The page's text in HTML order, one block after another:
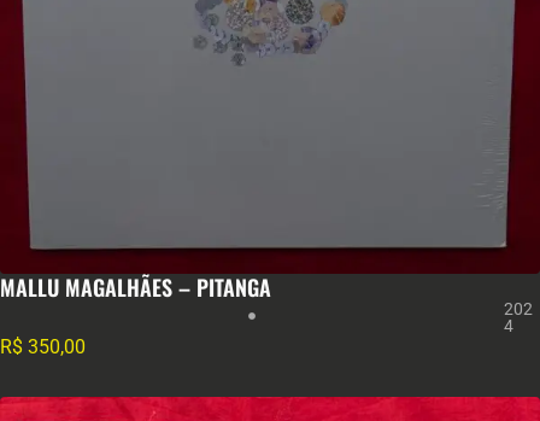
MALLU MAGALHÃES – PITANGA
202
4
R$ 350,00